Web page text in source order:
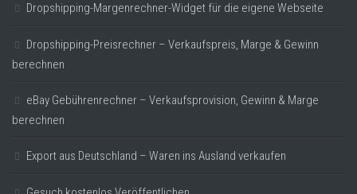
Dropshipping-Margenrechner-Widget für die eigene Webseite
Dropshipping-Preisrechner – Verkaufspreis, Marge & Gewinn
berechnen
eBay Gebührenrechner – Verkaufsprovision, Gewinn & Marge
berechnen
Export aus Deutschland – Waren ins Ausland verkaufen